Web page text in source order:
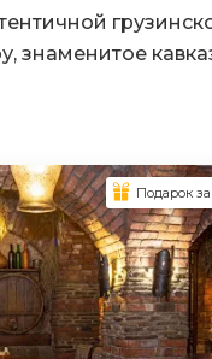
Подарок